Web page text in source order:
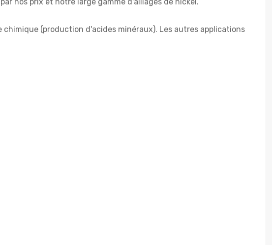
(production d'acides minéraux). Les autres applications